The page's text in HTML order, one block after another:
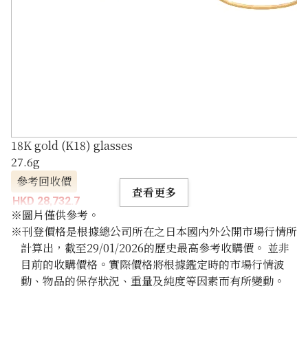
18K gold (K18) glasses
27.6g
參考回收價
HKD 28,732.7
查看更多
※圖片僅供參考。
※刊登價格是根據總公司所在之日本國內外公開市場行情所
計算出，截至29/01/2026的歷史最高參考收購價。 並非
目前的收購價格。實際價格將根據鑑定時的市場行情波
動、物品的保存狀況、重量及純度等因素而有所變動。